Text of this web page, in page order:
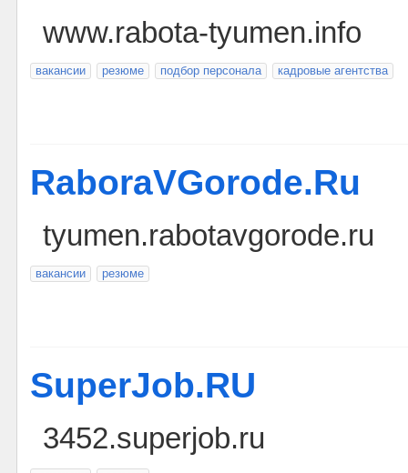
www.rabota-tyumen.info
вакансии резюме подбор персонала кадровые агентства
RaboraVGorode.Ru
tyumen.rabotavgorode.ru
вакансии резюме
SuperJob.RU
3452.superjob.ru